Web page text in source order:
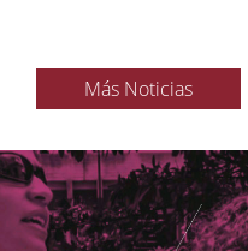
Más Noticias